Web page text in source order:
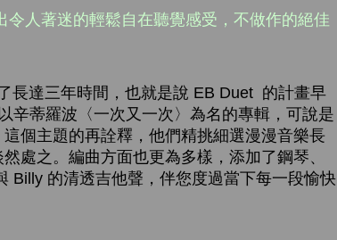
人著迷的輕鬆自在聽覺感受，不做作的絕佳
長達三年時間，也就是說 EB Duet 的計畫早
辛蒂羅波〈一次又一次〉為名的專輯，可說是
個主題的再詮釋，他們精挑細選漫漫音樂長
處之。編曲方面也更為多樣，添加了鋼琴、
Billy 的清透吉他聲，伴您度過當下每一段愉快